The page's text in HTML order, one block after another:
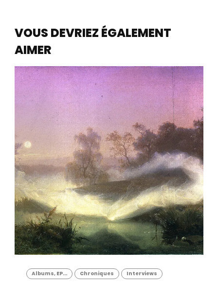
VOUS DEVRIEZ ÉGALEMENT
AIMER
Albums, EP... Chroniques Interviews